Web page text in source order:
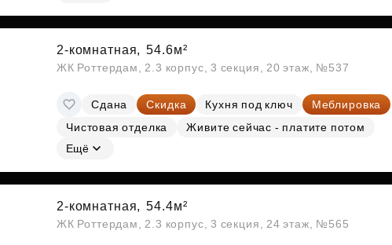
2-комнатная, 54.6м²
ЖК Роттердам, 2.3 корпус, 3 секция, 20 этаж, №537
Сдана Скидка Кухня под ключ
Меблировка
Чистовая отделка
Живите сейчас - платите потом
Ещё
2-комнатная, 54.4м²
ЖК Роттердам, 2.3 корпус, 3 секция, 24 этаж, №565